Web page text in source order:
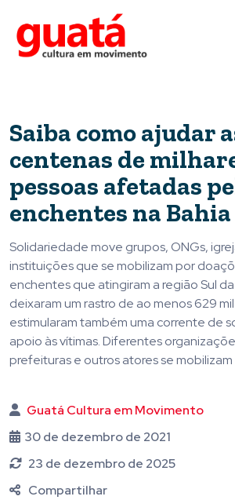
Saiba como ajudar
centenas de
pessoas afetadas
enchentes na Bahia
Solidariedade move grupos, ONGs,
instituições que se mobilizam por
enchentes que atingiram a região Sul da
deixaram um rastro de ao menos 629
estimularam também uma corrente de
apoio às vítimas. Diferentes
prefeituras e outros atores se
Guatá Cultura em Movimento
30 de dezembro de 2021
23 de dezembro de 2025
Compartilhar